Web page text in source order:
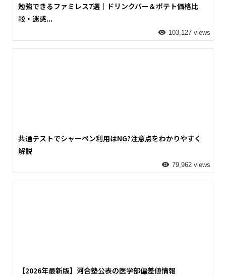
勉強できるファミレス7選｜ドリンクバー＆ポテト価格比
較・迷惑...
103,127 views
共通テストでシャーペン利用はNG?注意点をわかりやすく
解説
79,962 views
【2026年最新版】河合塾公表の医学部偏差値情報